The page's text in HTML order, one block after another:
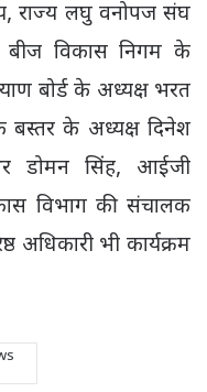
राज्य लघु वनोपज संघ
विकास निगम के
बोर्ड के अध्यक्ष भरत
बस्तर के अध्यक्ष दिनेश
डोमन सिंह, आईजी
विभाग की संचालक
अधिकारी भी कार्यक्रम